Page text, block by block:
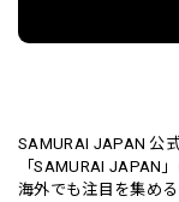
SAMURAI JAPAN 公
「SAMURAI JAPAN
海外でも注目を集める